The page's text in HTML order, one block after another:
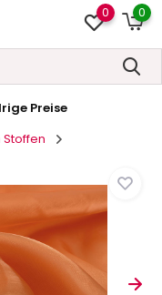
0 0
Preise
Stoffen